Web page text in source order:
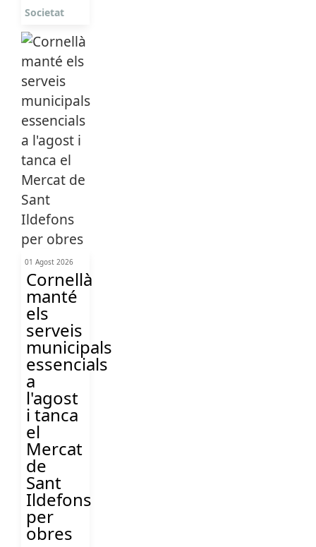
Societat
01 Agost 2026
Cornellà
manté
els
serveis
municipals
essencials
a
l'agost
i tanca
el
Mercat
de
Sant
Ildefons
per
obres